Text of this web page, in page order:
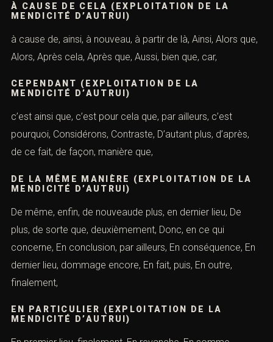
À CAUSE DE CELA (EXPLOITATION DE LA
MENDICITÉ D’AUTRUI)
à cause de, ainsi, à nouveau, à partir de là, Ainsi, Alors que,
Alors, Après cela, Après que, Aussi, bien que, car,
CEPENDANT (EXPLOITATION DE LA
MENDICITÉ D’AUTRUI)
c’est ainsi que, c’est pour cela que, par ailleurs, c’est
pourquoi, Considérons, Contraste, D’autant plus, d’après,
de ce fait, de façon, manière que,
DE LA MÊME MANIÈRE (EXPLOITATION DE LA
MENDICITÉ D’AUTRUI)
De même, enfin, de nouveaude plus, en dernier lieu, De
plus, de sorte que, deuxièmement, Donc, en ce qui
concerne, En conclusion, par ailleurs, En conséquence, En
dernier lieu, dommage encore, En fait, puis, En outre,
finalement,
EN PARTICULIER (EXPLOITATION DE LA
MENDICITÉ D’AUTRUI)